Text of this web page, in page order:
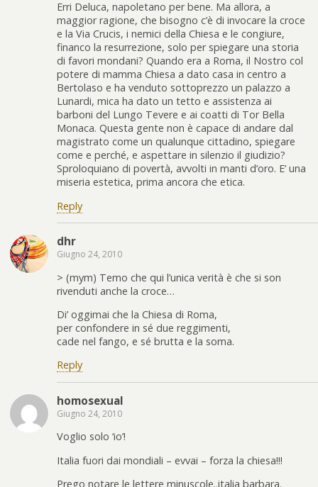
Erri Deluca, napoletano per bene. Ma allora, a
maggior ragione, che bisogno c’è di invocare la croce
e la Via Crucis, i nemici della Chiesa e le congiure,
financo la resurrezione, solo per spiegare una storia
di favori mondani? Quando era a Roma, il Nostro col
potere di mamma Chiesa a dato casa in centro a
Bertolaso e ha venduto sottoprezzo un palazzo a
Lunardi, mica ha dato un tetto e assistenza ai
barboni del Lungo Tevere e ai coatti di Tor Bella
Monaca. Questa gente non è capace di andare dal
magistrato come un qualunque cittadino, spiegare
come e perché, e aspettare in silenzio il giudizio?
Sproloquiano di povertà, avvolti in manti d’oro. E’ una
miseria estetica, prima ancora che etica.
Reply
dhr
Giugno 24, 2010
> (mym) Temo che qui l’unica verità è che si son
rivenduti anche la croce…
Di’ oggimai che la Chiesa di Roma,
per confondere in sé due reggimenti,
cade nel fango, e sé brutta e la soma.
Reply
homosexual
Giugno 24, 2010
Voglio solo ‘io’!
Italia fuori dai mondiali – evvai – forza la chiesa!!!
Prego notare le lettere minuscole..italia barbara.